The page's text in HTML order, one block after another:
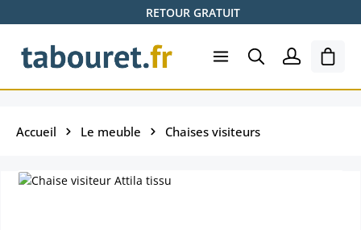
Passer au contenu principalRETOUR GRATUIT
Le
Accueil Le meuble Chaises visiteurs